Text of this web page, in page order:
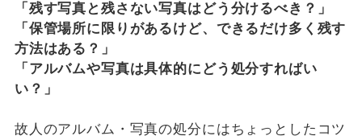
「残す写真と残さない写真はどう分けるべき？」
「保管場所に限りがあるけど、できるだけ多く残す
方法はある？」
「アルバムや写真は具体的にどう処分すればい
い？」
故人のアルバム・写真の処分にはちょっとしたコツ